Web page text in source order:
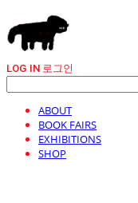
LOG IN 로그인
ABOUT
BOOK FAIRS
EXHIBITIONS
SHOP